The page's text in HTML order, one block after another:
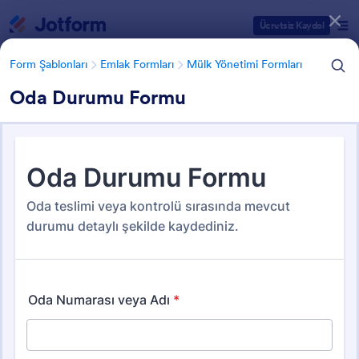
Ücretsiz Kaydol
Form Şablonları Emlak Formları Mülk Yönetimi Formları
Oda Durumu Formu
Form Şablonları Emlak Formları Mülk Yönetimi Formları
Mülk Yönetimi Formları
63 Şablon
Form Şablonu Kategorileri